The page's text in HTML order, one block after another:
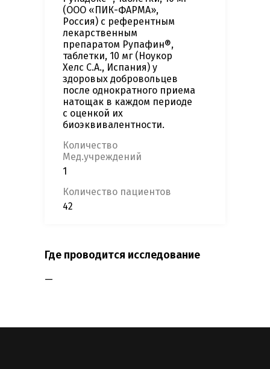
(ООО «ПИК-ФАРМА»,
Россия) с референтным
лекарственным
препаратом Рупафин®,
таблетки, 10 мг (Ноукор
Хелс С.А., Испания) у
здоровых добровольцев
после однократного приема
натощак в каждом периоде
с оценкой их
биоэквивалентности.
Количество
Мед.учреждений
1
Количество пациентов
42
Где проводится исследование
—